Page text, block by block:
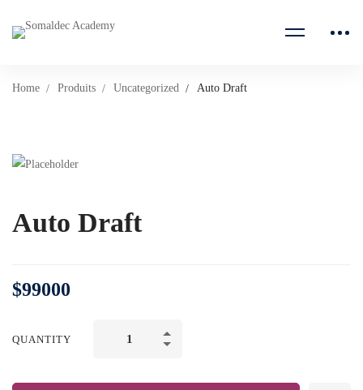
Home Produits Uncategorized Auto Draft
Auto Draft
$99000
QUANTITY